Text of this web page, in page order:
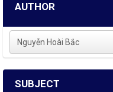
AUTHOR
Nguyễn Hoài Bắc
SUBJECT